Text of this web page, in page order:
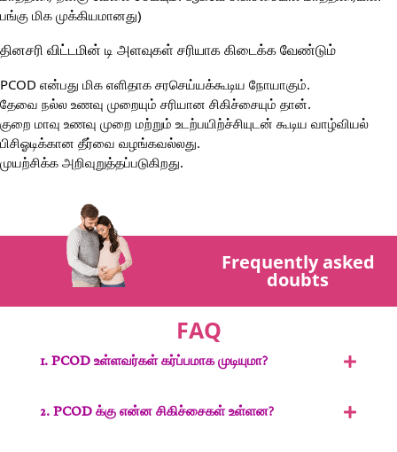
பங்கு மிக முக்கியமானது)
தினசரி விட்டமின் டி அளவுகள் சரியாக கிடைக்க வேண்டும்
PCOD என்பது மிக எளிதாக சரசெய்யக்கூடிய நோயாகும்.
தேவை நல்ல உணவு முறையும் சரியான சிகிச்சையும் தான்.
குறை மாவு உணவு முறை மற்றும் உடற்பயிற்ச்சியுடன் கூடிய வாழ்வியல்
பிசிஓடிக்கான தீர்வை வழங்கவல்லது.
முயற்சிக்க அறிவுறுத்தப்படுகிறது.
Frequently asked
doubts
FAQ
1. PCOD உள்ளவர்கள் கர்ப்பமாக முடியுமா?
2. PCOD க்கு என்ன சிகிச்சைகள் உள்ளன?